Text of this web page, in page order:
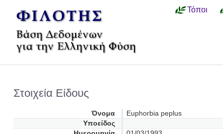
Τόποι
Στοιχεία Είδους
Όνομα
Euphorbia peplus
Υποείδος